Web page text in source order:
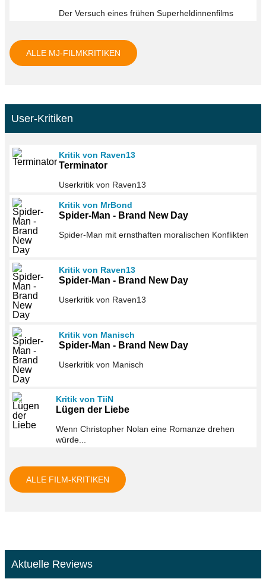
Der Versuch eines frühen Superheldinnenfilms
ALLE MJ-FILMKRITIKEN
User-Kritiken
Kritik von Raven13
Terminator
Userkritik von Raven13
Kritik von MrBond
Spider-Man - Brand New Day
Spider-Man mit ernsthaften moralischen Konflikten
Kritik von Raven13
Spider-Man - Brand New Day
Userkritik von Raven13
Kritik von Manisch
Spider-Man - Brand New Day
Userkritik von Manisch
Kritik von TiiN
Lügen der Liebe
Wenn Christopher Nolan eine Romanze drehen
würde...
ALLE FILM-KRITIKEN
Aktuelle Reviews